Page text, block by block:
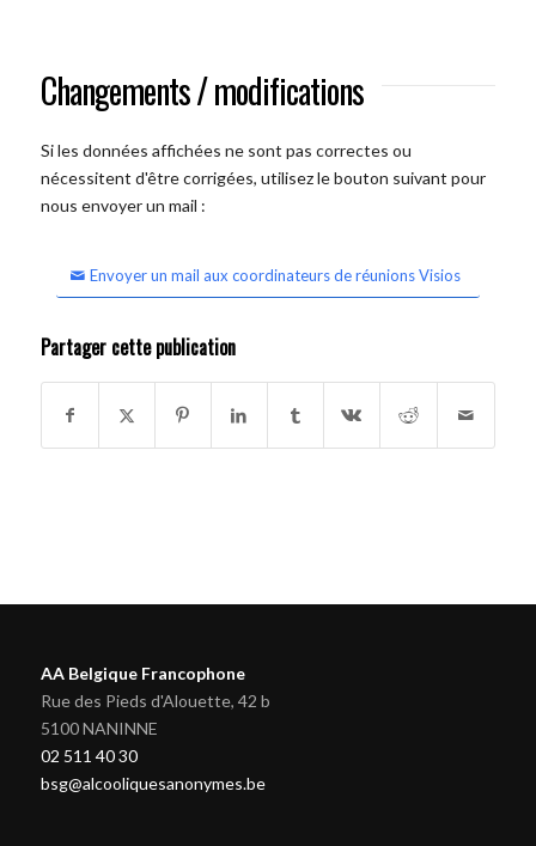
Changements / modifications
Si les données affichées ne sont pas correctes ou
nécessitent d'être corrigées, utilisez le bouton suivant pour
nous envoyer un mail :
Envoyer un mail aux coordinateurs de réunions Visios
Partager cette publication
AA Belgique Francophone
Rue des Pieds d'Alouette, 42 b
5100 NANINNE
02 511 40 30
bsg@alcooliquesanonymes.be